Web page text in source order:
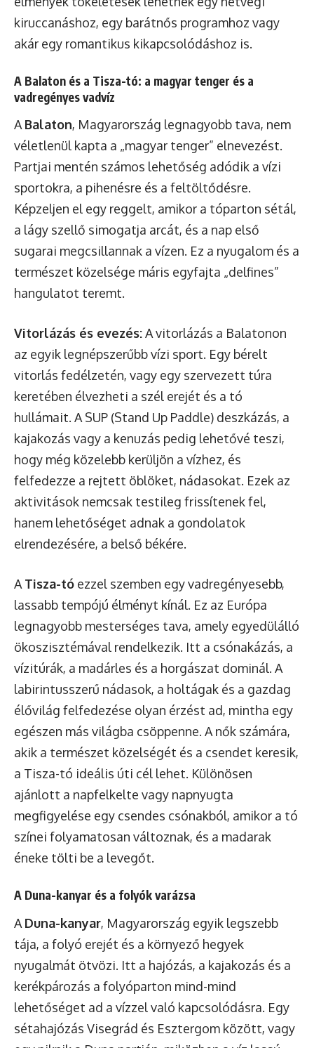
kiruccanáshoz, egy barátnős programhoz vagy
akár egy romantikus kikapcsolódáshoz is.
A Balaton és a Tisza-tó: a magyar tenger és a
vadregényes vadvíz
ABalaton, Magyarország legnagyobb tava, nem
véletlenül kapta a „magyar tenger” elnevezést.
Partjai mentén számos lehetőség adódik a vízi
sportokra, a pihenésre és a feltöltődésre.
Képzeljen el egy reggelt, amikor a tóparton sétál,
a lágy szellő simogatja arcát, és a nap első
sugarai megcsillannak a vízen. Ez a nyugalom és a
természet közelsége máris egyfajta „delfines”
hangulatot teremt.
Vitorlázás és evezés:A vitorlázás a Balatonon
az egyik legnépszerűbb vízi sport. Egy bérelt
vitorlás fedélzetén, vagy egy szervezett túra
keretében élvezheti a szél erejét és a tó
hullámait. A SUP (Stand Up Paddle) deszkázás, a
kajakozás vagy a kenuzás pedig lehetővé teszi,
hogy még közelebb kerüljön a vízhez, és
felfedezze a rejtett öblöket, nádasokat. Ezek az
aktivitások nemcsak testileg frissítenek fel,
hanem lehetőséget adnak a gondolatok
elrendezésére, a belső békére.
ATisza-tó ezzel szemben egy vadregényesebb,
lassabb tempójú élményt kínál. Ez az Európa
legnagyobb mesterséges tava, amely egyedülálló
ökoszisztémával rendelkezik. Itt a csónakázás, a
vízitúrák, a madárles és a horgászat dominál. A
labirintusszerű nádasok, a holtágak és a gazdag
élővilág felfedezése olyan érzést ad, mintha egy
egészen más világba csöppenne. A nők számára,
akik a természet közelségét és a csendet keresik,
a Tisza-tó ideális úti cél lehet. Különösen
ajánlott a napfelkelte vagy napnyugta
megfigyelése egy csendes csónakból, amikor a tó
színei folyamatosan változnak, és a madarak
éneke tölti be a levegőt.
A Duna-kanyar és a folyók varázsa
A Duna-kanyar, Magyarország egyik legszebb
tája, a folyó erejét és a környező hegyek
nyugalmát ötvözi. Itt a hajózás, a kajakozás és a
kerékpározás a folyóparton mind-mind
lehetőséget ad a vízzel való kapcsolódásra. Egy
sétahajózás Visegrád és Esztergom között, vagy